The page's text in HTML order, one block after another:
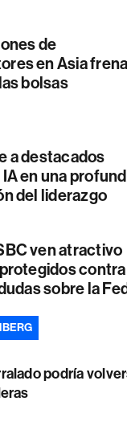
de
en Asia frena
bolsas
a destacados
en una
del liderazgo
ven atractivo
sobre la
podría